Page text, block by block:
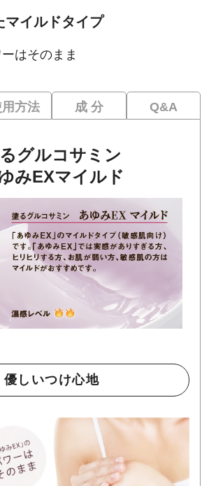
マイルドタイプ
はそのまま
グルコサミン
みEXマイルド
優しいつけ心地
方法 成 分 Q&A